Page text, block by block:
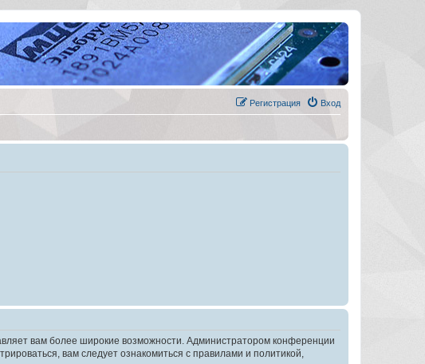
Вход
Регистрация
вам более широкие возможности. Администратором конференции
вам следует ознакомиться с правилами и политикой,